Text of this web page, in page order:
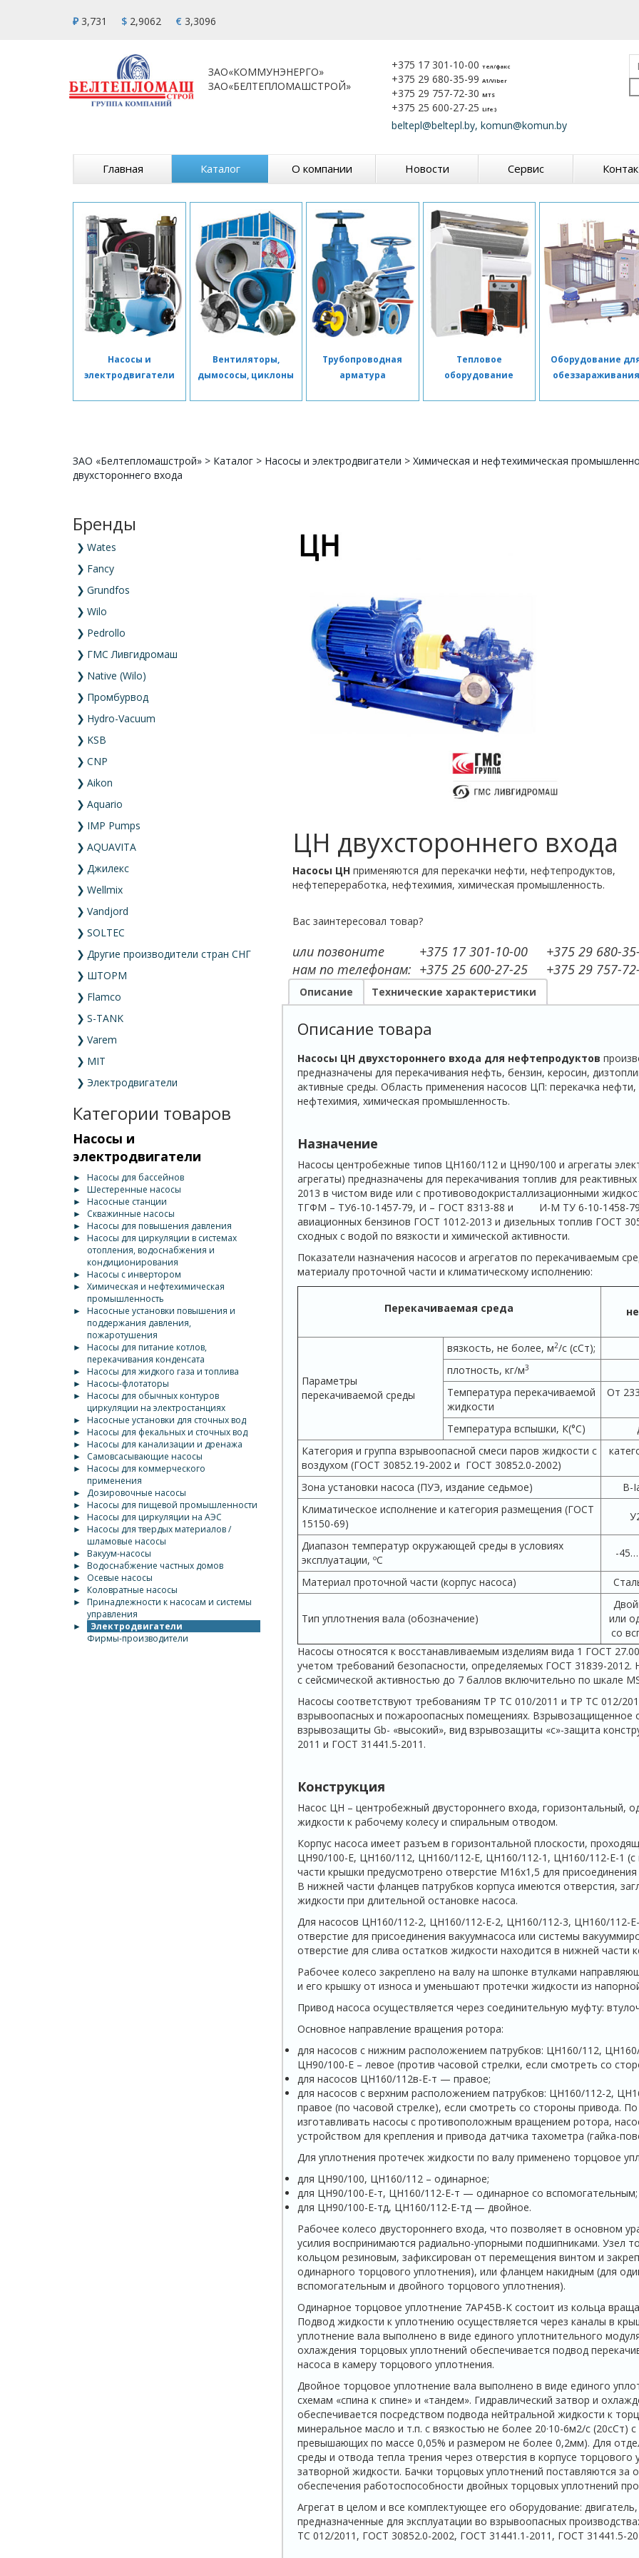
₽ 3,731 $ 2,9062 € 3,3096
ЗАО«КОММУНЭНЕРГО»
ЗАО«БЕЛТЕПЛОМАШСТРОЙ»
+375 17 301-10-00 тел/факс
+375 29 680-35-99 A1/Viber
+375 29 757-72-30 MTS
+375 25 600-27-25 Life:)
beltepl@beltepl.by, komun@komun.by
Главная Каталог О компании Новости Сервис
Насосы и
электродвигатели
Вентиляторы,
дымососы, циклоны
Трубопроводная
арматура
Тепловое
оборудование
Оборудование
обеззараживания
ЗАО «Белтепломашстрой» > Каталог > Насосы и электродвигатели > Химическая и нефтехимическая
двухстороннего входа
Бренды
❯ Wates
❯ Fancy
❯ Grundfos
❯ Wilo
❯ Pedrollo
❯ ГМС Ливгидромаш
❯ Native (Wilo)
❯ Промбурвод
❯ Hydro-Vacuum
❯ KSB
❯ CNP
❯ Aikon
❯ Aquario
❯ IMP Pumps
❯ AQUAVITA
❯ Джилекс
❯ Wellmix
❯ Vandjord
❯ SOLTEC
❯ Другие производители стран СНГ
❯ ШТОРМ
❯ Flamco
❯ S-TANK
❯ Varem
❯ MIT
❯ Электродвигатели
Категории товаров
Насосы и
электродвигатели
►
Насосы для бассейнов
►
Шестеренные насосы
►
Насосные станции
►
Скважинные насосы
►
Насосы для повышения давления
►
Насосы для циркуляции в системах
отопления, водоснабжения и
кондиционирования
►
Насосы с инвертором
► Химическая и нефтехимическая
промышленность
►
Насосные установки повышения и
поддержания давления,
пожаротушения
►
Насосы для питание котлов,
перекачивания конденсата
►
Насосы для жидкого газа и топлива
►
Насосы-флотаторы
►
Насосы для обычных контуров
циркуляции на электростанциях
►
Насосные установки для сточных вод
►
Насосы для фекальных и сточных вод
►
Насосы для канализации и дренажа
►
Самовсасывающие насосы
►
Насосы для коммерческого
применения
►
Дозировочные насосы
►
Насосы для пищевой промышленности
►
Насосы для циркуляции на АЭС
►
Насосы для твердых материалов /
шламовые насосы
►
Вакуум-насосы
►
Водоснабжение частных домов
►
Осевые насосы
►
Коловратные насосы
►
Принадлежности к насосам и системы
управления
►
Электродвигатели
Фирмы-производители
ЦН двухстороннего входа
Насосы ЦНприменяются для перекачки нефти, нефтепродуктов,
нефтепереработка, нефтехимия, химическая промышленность.
Вас заинтересовал товар?
или позвоните
нам по телефонам:
+375 17 301-10-00
+375 25 600-27-25
+375 29 680-
+375 29 757-
Описание Технические характеристики
Описание товара
Насосы ЦН двухстороннего входа для нефтепродуктов
предназначены для перекачивания нефть, бензин, керосин,
активные среды. Область применения насосов ЦП: перекачка
нефтехимия, химическая промышленность.
Назначение
Насосы центробежные типов ЦН160/112 и ЦН90/100 и агрегаты
агрегаты) предназначены для перекачивания топлив для
2013 в чистом виде или с противоводокристаллизационными
ТГФМ – ТУ6-10-1457-79, И – ГОСТ 8313-88 и И-М ТУ 6-10-1458-79,
авиационных бензинов ГОСТ 1012-2013 и дизельных топлив ГОСТ
сходных с водой по вязкости и химической активности.
Показатели назначения насосов и агрегатов по перекачиваемым
материалу проточной части и климатическому исполнению:
Перекачиваемая среда
Параметры
перекачиваемой среды
вязкость, не более, м2/с (сСт);
плотность, кг/м3
Температура перекачиваемой
жидкости
От
Температура вспышки, К(°С)
Категория и группа взрывоопасной смеси паров жидкости с
воздухом (ГОСТ 30852.19-2002 и ГОСТ 30852.0-2002)
Зона установки насоса (ПУЭ, издание седьмое)
В-
Климатическое исполнение и категория размещения (ГОСТ
15150-69)
Диапазон температур окружающей среды в условиях
эксплуатации, ºС
-
Материал проточной части (корпус насоса)
Тип уплотнения вала (обозначение)
или
со
Насосы относятся к восстанавливаемым изделиям вида 1 ГОСТ
учетом требований безопасности, определяемых ГОСТ 31839-2012.
с сейсмической активностью до 7 баллов включительно по шкале
Насосы соответствуют требованиям ТР ТС 010/2011 и ТР ТС 012/
взрывоопасных и пожароопасных помещениях. Взрывозащищенное
взрывозащиты Gb- «высокий», вид взрывозащиты «с»-защита
2011 и ГОСТ 31441.5-2011.
Конструкция
Насос ЦН – центробежный двустороннего входа, горизонтальный,
жидкости к рабочему колесу и спиральным отводом.
Корпус насоса имеет разъем в горизонтальной плоскости,
ЦН90/100-Е, ЦН160/112, ЦН160/112-Е, ЦН160/112-1, ЦН160/112-Е-1
части крышки предусмотрено отверстие М16х1,5 для
В нижней части фланцев патрубков корпуса имеются отверстия,
жидкости при длительной остановке насоса.
Для насосов ЦН160/112-2, ЦН160/112-Е-2, ЦН160/112-3, ЦН160/112-
отверстие для присоединения вакуумнасоса или системы
отверстие для слива остатков жидкости находится в нижней части
Рабочее колесо закреплено на валу на шпонке втулками
и его крышку от износа и уменьшают протечки жидкости из
Привод насоса осуществляется через соединительную муфту:
Основное направление вращения ротора:
для насосов с нижним расположением патрубков: ЦН160/112,
ЦН90/100-Е – левое (против часовой стрелки, если смотреть со
для насосов ЦН160/112в-Е-т — правое;
для насосов с верхним расположением патрубков: ЦН160/112-2,
правое (по часовой стрелке), если смотреть со стороны привода.
изготавливать насосы с противоположным вращением ротора,
устройством для крепления и привода датчика тахометра (гайка-
Для уплотнения протечек жидкости по валу применено торцовое
для ЦН90/100, ЦН160/112 – одинарное;
для ЦН90/100-Е-т, ЦН160/112-Е-т — одинарное со вспомогательным;
для ЦН90/100-Е-тд, ЦН160/112-Е-тд — двойное.
Рабочее колесо двустороннего входа, что позволяет в основном
усилия воспринимаются радиально-упорными подшипниками. Узел
кольцом резиновым, зафиксирован от перемещения винтом и
одинарного торцового уплотнения), или фланцем накидным (для
вспомогательным и двойного торцового уплотнения).
Одинарное торцовое уплотнение 7АР45В-К состоит из кольца
Подвод жидкости к уплотнению осуществляется через каналы в
уплотнение вала выполнено в виде единого уплотнительного
охлаждения торцовых уплотнений обеспечивается подвод
насоса в камеру торцового уплотнения.
Двойное торцовое уплотнение вала выполнено в виде единого
схемам «спина к спине» и «тандем». Гидравлический затвор и
обеспечивается посредством подвода нейтральной жидкости к
минеральное масло и т.п. с вязкостью не более 20·10-6м2/с (20сСт)
превышающих по массе 0,05% и размером не более 0,2мм). Для
среды и отвода тепла трения через отверстия в корпусе торцового
затворной жидкости. Бачки торцовых уплотнений поставляются
обеспечения работоспособности двойных торцовых уплотнений
Агрегат в целом и все комплектующее его оборудование:
предназначенные для эксплуатации во взрывоопасных
ТС 012/2011, ГОСТ 30852.0-2002, ГОСТ 31441.1-2011, ГОСТ 31441.5-